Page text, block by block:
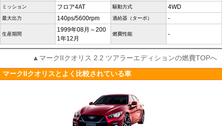
ミッション フロア4AT 駆動方式 4WD
最大出力 140ps/5600rpm 過給器（ターボ） -
生産期間
1999年08月～200
1年12月
燃費性能 -
▲マークIIクオリス 2.2 ツアラーエディションの燃費TOPへ
マークIIクオリスとよく比較されている車